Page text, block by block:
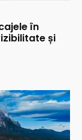
în
și